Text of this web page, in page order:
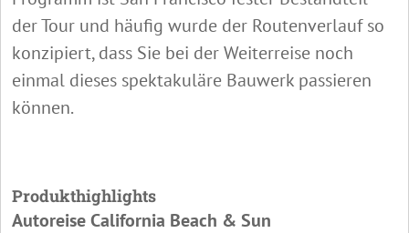
der Tour und häufig wurde der Routenverlauf so
konzipiert, dass Sie bei der Weiterreise noch
einmal dieses spektakuläre Bauwerk passieren
können.
Produkthighlights
Autoreise California Beach & Sun